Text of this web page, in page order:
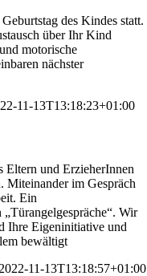
des Kindes statt.
über Ihr Kind
motorische
nächster
11-13T13:18:23+01:00
Eltern und ErzieherInnen
Miteinander im Gespräch
Ein
Wir
Ihre Eigeninitiative und
bewältigt
2022-11-13T13:18:57+01:00